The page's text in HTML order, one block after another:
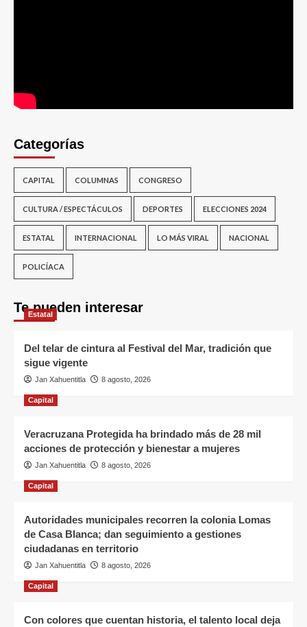
Categorías
CAPITAL COLUMNAS CONGRESO
CULTURA / ESPECTÁCULOS DEPORTES ELECCIONES 2024
ESTATAL INTERNACIONAL LO MÁS VIRAL NACIONAL
POLICÍACA
Te pueden interesar
Estatal
Del telar de cintura al Festival del Mar, tradición que
sigue vigente
Jan Xahuentitla 8 agosto, 2026
Capital
Veracruzana Protegida ha brindado más de 28 mil
acciones de protección y bienestar a mujeres
Jan Xahuentitla 8 agosto, 2026
Capital
Autoridades municipales recorren la colonia Lomas
de Casa Blanca; dan seguimiento a gestiones
ciudadanas en territorio
Jan Xahuentitla 8 agosto, 2026
Capital
Con colores que cuentan historia, el talento local deja